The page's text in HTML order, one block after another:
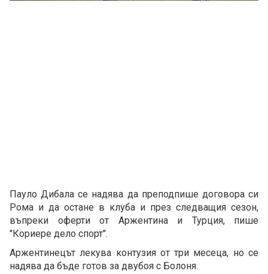
Пауло Дибала се надява да преподпише договора си
Рома и да остане в клуба и през следващия сезон,
въпреки оферти от Аржентина и Турция, пише
"Кориере дело спорт".
Аржентинецът лекува контузия от три месеца, но се
надява да бъде готов за двубоя с Болоня.